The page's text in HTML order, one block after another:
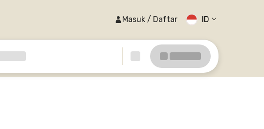
Masuk / Daftar ID